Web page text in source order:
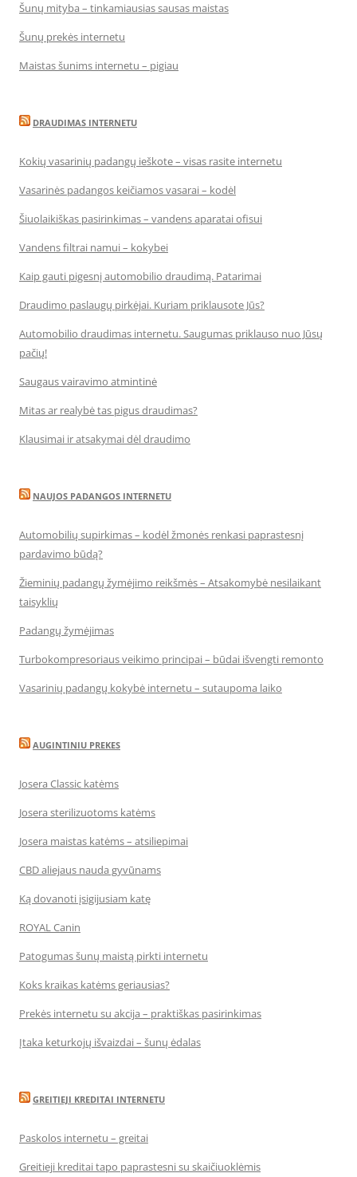
Šunų mityba – tinkamiausias sausas maistas
Šunų prekės internetu
Maistas šunims internetu – pigiau
DRAUDIMAS INTERNETU
Kokių vasarinių padangų ieškote – visas rasite internetu
Vasarinės padangos keičiamos vasarai – kodėl
Šiuolaikiškas pasirinkimas – vandens aparatai ofisui
Vandens filtrai namui – kokybei
Kaip gauti pigesnį automobilio draudimą. Patarimai
Draudimo paslaugų pirkėjai. Kuriam priklausote Jūs?
Automobilio draudimas internetu. Saugumas priklauso nuo Jūsų
pačių!
Saugaus vairavimo atmintinė
Mitas ar realybė tas pigus draudimas?
Klausimai ir atsakymai dėl draudimo
NAUJOS PADANGOS INTERNETU
Automobilių supirkimas – kodėl žmonės renkasi paprastesnį
pardavimo būdą?
Žieminių padangų žymėjimo reikšmės – Atsakomybė nesilaikant
taisyklių
Padangų žymėjimas
Turbokompresoriaus veikimo principai – būdai išvengti remonto
Vasarinių padangų kokybė internetu – sutaupoma laiko
AUGINTINIU PREKES
Josera Classic katėms
Josera sterilizuotoms katėms
Josera maistas katėms – atsiliepimai
CBD aliejaus nauda gyvūnams
Ką dovanoti įsigijusiam katę
ROYAL Canin
Patogumas šunų maistą pirkti internetu
Koks kraikas katėms geriausias?
Prekės internetu su akcija – praktiškas pasirinkimas
Įtaka keturkojų išvaizdai – šunų ėdalas
GREITIEJI KREDITAI INTERNETU
Paskolos internetu – greitai
Greitieji kreditai tapo paprastesni su skaičiuoklėmis